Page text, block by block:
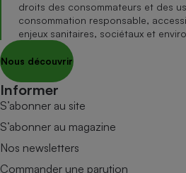
droits des consommateurs et des
consommation responsable,
enjeux sanitaires, sociétaux et
Nous découvrir
Informer
S’abonner au site
S’abonner au magazine
Nos newsletters
Commander une parution